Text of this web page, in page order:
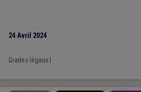
24 Avril 2024
Grades légaux|